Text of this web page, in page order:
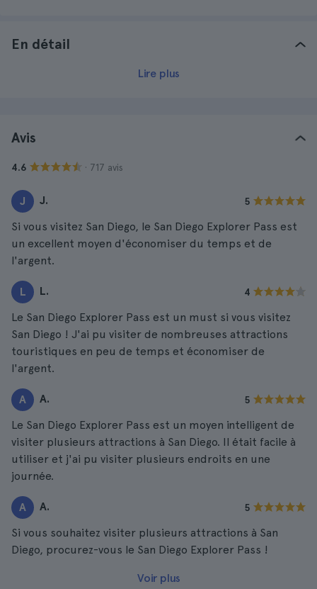
En détail
Lire plus
Avis
4.6 · 717 avis
J J. 5
Si vous visitez San Diego, le San Diego Explorer Pass est
un excellent moyen d'économiser du temps et de
l'argent.
L L. 4
Le San Diego Explorer Pass est un must si vous visitez
San Diego ! J'ai pu visiter de nombreuses attractions
touristiques en peu de temps et économiser de
l'argent.
A A. 5
Le San Diego Explorer Pass est un moyen intelligent de
visiter plusieurs attractions à San Diego. Il était facile à
utiliser et j'ai pu visiter plusieurs endroits en une
journée.
A A. 5
Si vous souhaitez visiter plusieurs attractions à San
Diego, procurez-vous le San Diego Explorer Pass !
Voir plus